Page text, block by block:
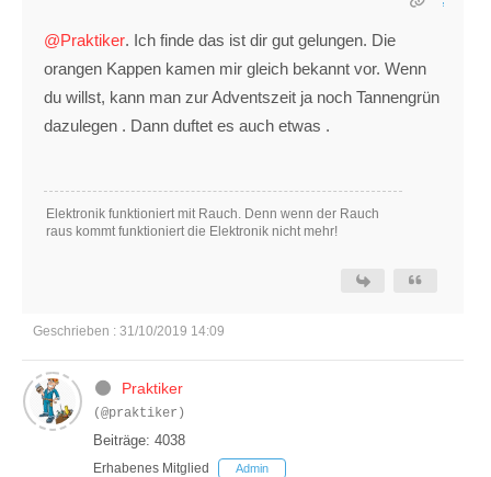
@Praktiker. Ich finde das ist dir gut gelungen. Die
orangen Kappen kamen mir gleich bekannt vor. Wenn
du willst, kann man zur Adventszeit ja noch Tannengrün
dazulegen . Dann duftet es auch etwas .
Elektronik funktioniert mit Rauch. Denn wenn der Rauch
raus kommt funktioniert die Elektronik nicht mehr!
Geschrieben : 31/10/2019 14:09
Praktiker
(@praktiker)
Beiträge: 4038
Erhabenes Mitglied Admin